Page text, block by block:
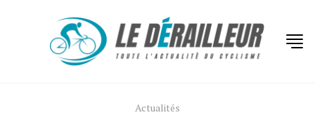
Actualités